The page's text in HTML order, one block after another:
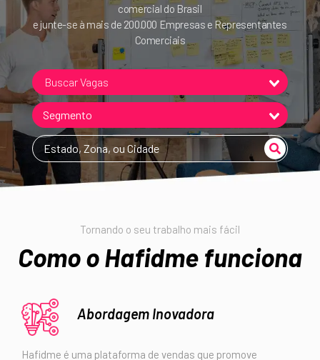
comercial do Brasil
e junte-se à mais de 200.000 Empresas e Representantes
Comerciais
Buscar Vagas
Tornando o seu trabalho mais fácil
Como o Hafidme funciona
Abordagem Inovadora
Hafidme é uma plataforma de vendas que promove